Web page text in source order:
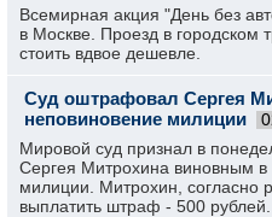
Всемирная акция "День без
в Москве. Проезд в городском
стоить вдвое дешевле.
Суд оштрафовал Сергея
неповиновение милиции
Мировой суд признал в
Сергея Митрохина виновным в
милиции. Митрохин, согласно
выплатить штраф - 500 рублей.